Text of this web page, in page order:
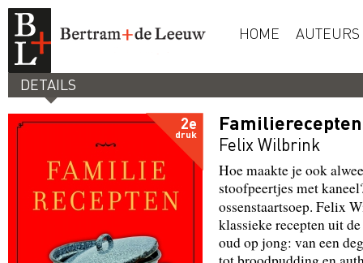
HOME AUTEURS
DETAILS
2e
druk
Familierecepten
Felix Wilbrink
Hoe maakte je ook
stoofpeertjes met
ossenstaartsoep. Felix
klassieke recepten uit
oud op jong: van een